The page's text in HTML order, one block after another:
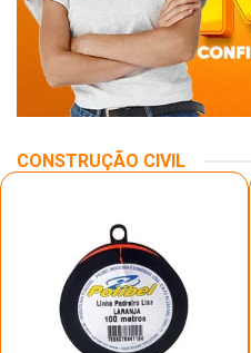
CONSTRUÇÃO CIVIL